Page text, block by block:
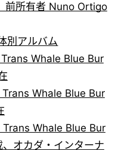
前所有者 Nuno Ortigo
別アルバム
Whale Blue Bur
Whale Blue Bur
Whale Blue Bur
オカダ・インターナ